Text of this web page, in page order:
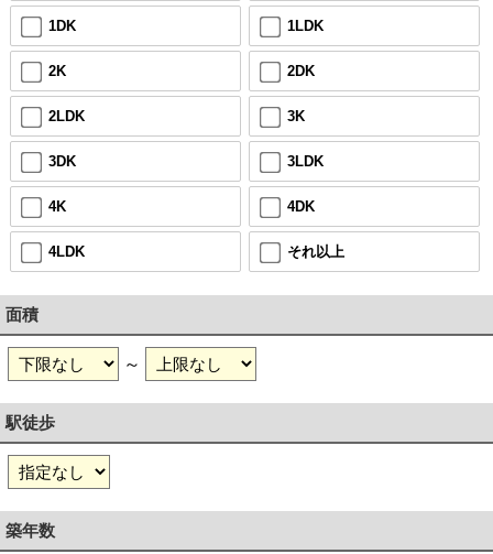
1DK 1LDK
2K 2DK
2LDK 3K
3DK 3LDK
4K 4DK
4LDK それ以上
面積
～
駅徒歩
築年数